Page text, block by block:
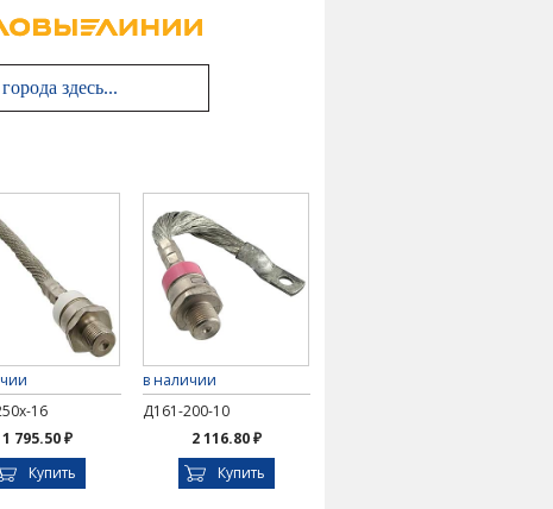
16
1 795.50 ₽
Купить
в наличии
Д161-200-10
2 116.80 ₽
Купить